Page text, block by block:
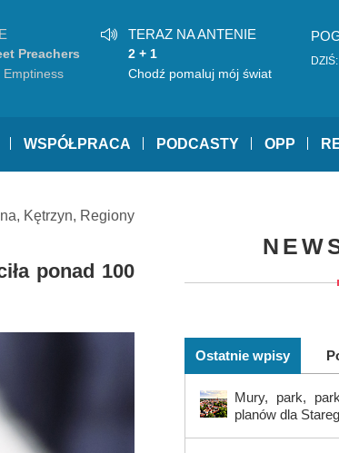
Preachers
Emptiness
TERAZ NA ANTENIE
2 + 1
Chodź pomaluj mój świat
DZIŚ:
WSPÓŁPRACA PODCASTY OPP
, Kętrzyn, Regiony
ponad 100
Ostatnie wpisy
Mury, park,
planów dla